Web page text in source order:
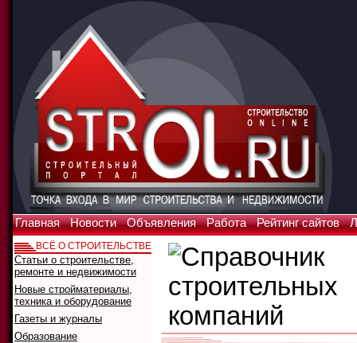
Главная Новости Объявления Работа Рейтинг сайтов
ВСЁ О СТРОИТЕЛЬСТВЕ
Статьи о строительстве,
ремонте и недвижимости
Новые стройматериалы,
техника и оборудование
Газеты и журналы
Образование